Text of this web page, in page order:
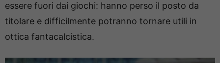
essere fuori dai giochi: hanno perso il posto da
titolare e difficilmente potranno tornare utili in
ottica fantacalcistica.